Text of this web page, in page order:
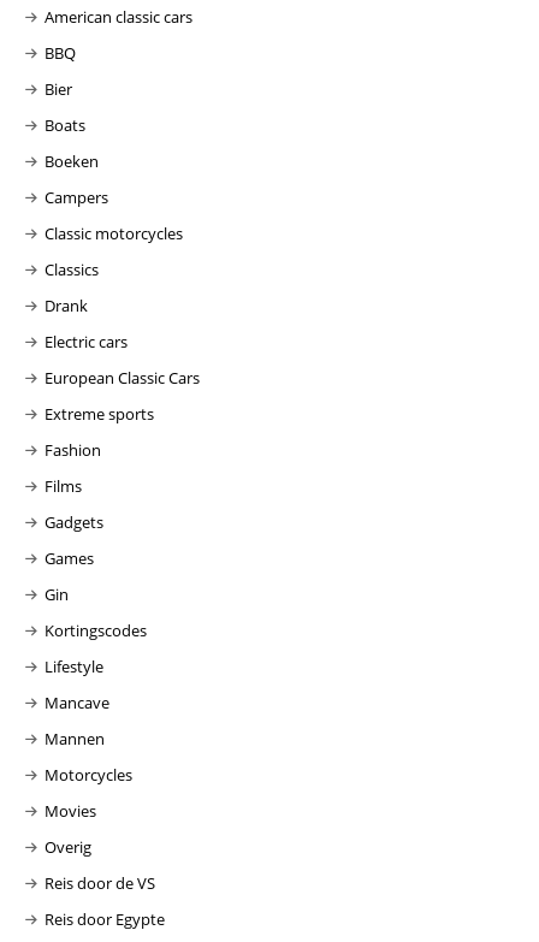
American classic cars
BBQ
Bier
Boats
Boeken
Campers
Classic motorcycles
Classics
Drank
Electric cars
European Classic Cars
Extreme sports
Fashion
Films
Gadgets
Games
Gin
Kortingscodes
Lifestyle
Mancave
Mannen
Motorcycles
Movies
Overig
Reis door de VS
Reis door Egypte